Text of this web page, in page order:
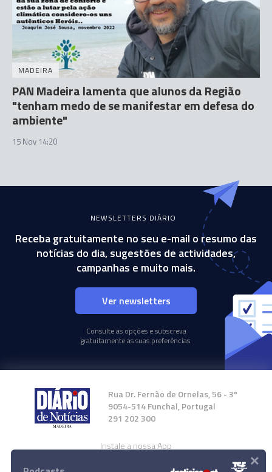
MADEIRA
PAN Madeira lamenta que alunos da Região
"tenham medo de se manifestar em defesa do
ambiente"
15 Nov 14:20
NEWSLETTERS DIÁRIO
Receba gratuitamente no seu e-mail o resumo das
notícias do dia, sugestões de actividades,
campanhas e muito mais.
Ver newsletters
Consulte as opções e subscreva
gratuitamente as suas preferências.
Rua Dr. Fernão de Ornelas, 56 - 3º
9054-514 Funchal, Portugal
291 202 300
Instale a nossa App ×